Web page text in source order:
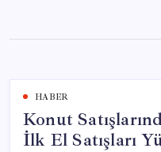
content
HABER
Konut
İlk El Satışları